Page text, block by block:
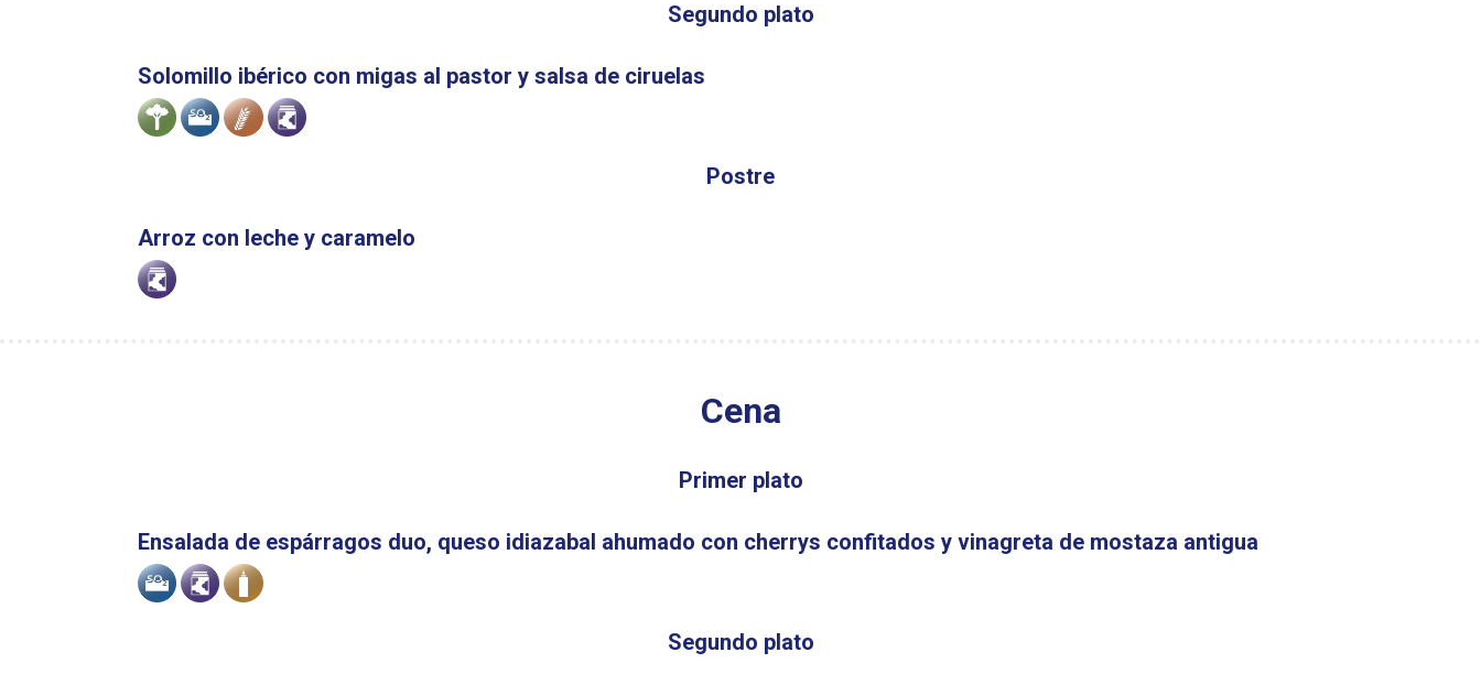
Segundo plato
Solomillo ibérico con migas al pastor y salsa de ciruelas
Alergenoak
Postre
Arroz con leche y caramelo
Alergenoak
Cena
Primer plato
Ensalada de espárragos duo, queso idiazabal ahumado con cherrys confitados y vinagreta de mostaza antigua
Alergenoak
Segundo plato